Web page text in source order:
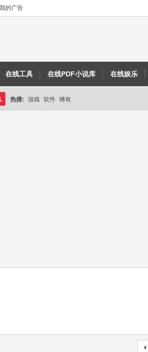
我的广告
在线工具 在线PDF小说库 在线娱乐
热搜: 游戏 软件 稀有